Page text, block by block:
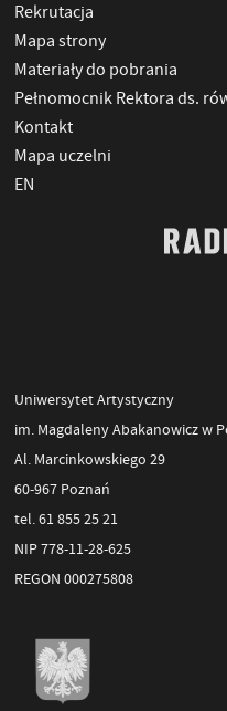
Rekrutacja
Mapa strony
Materiały do pobrania
Pełnomocnik Rektora ds.
Kontakt
Mapa uczelni
EN
Uniwersytet Artystyczny
im. Magdaleny Abakanowicz w
Al. Marcinkowskiego 29
60-967 Poznań
tel. 61 855 25 21
NIP 778-11-28-625
REGON 000275808